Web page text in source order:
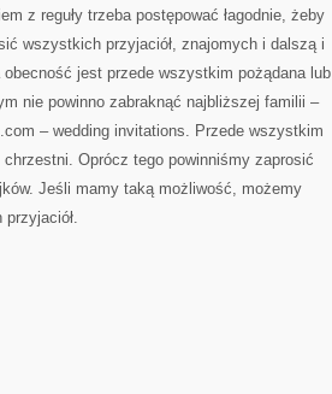
z reguły trzeba postępować łagodnie, żeby
wszystkich przyjaciół, znajomych i dalszą i
jest przede wszystkim pożądana lub
nie powinno zabraknąć najbliższej familii –
– wedding invitations. Przede wszystkim
Oprócz tego powinniśmy zaprosić
Jeśli mamy taką możliwość, możemy